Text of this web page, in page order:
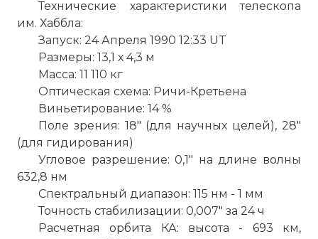
Технические характеристики телескопа
им. Хаббла:
Запуск: 24 Апреля 1990 12:33 UT
Размеры: 13,1 х 4,3 м
Масса: 11 110 кг
Оптическая схема: Ричи-Кретьена
Виньетирование: 14 %
Поле зрения: 18" (для научных целей), 28"
(для гидирования)
Угловое разрешение: 0,1" на длине волны
632,8 нм
Спектральный диапазон: 115 нм - 1 мм
Точность стабилизации: 0,007" за 24 ч
Расчетная орбита КА: высота - 693 км,
Вернуться в статью:Вывод на
околоземную орбиту космического